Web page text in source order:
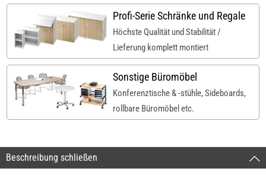
Profi-Serie Schränke und Regale
Höchste Qualität und Stabilität /
Lieferung komplett montiert
Sonstige Büromöbel
Konferenztische & -stühle, Sideboards,
rollbare Büromöbel etc.
Beschreibung schließen